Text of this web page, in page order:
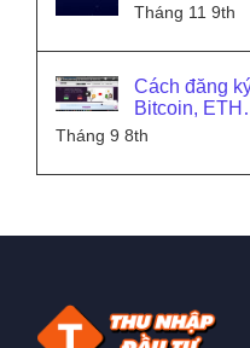
Tháng 11 9th
Cách đăng
Bitcoin,
Tháng 9 8th